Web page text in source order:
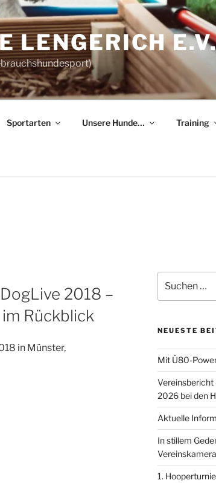
LENGERICH
Sportarten Unsere Hunde… Training
2018 –
Rückblick
in Münster,
nach:
NEUESTE
Mit Ü80-
Vereinsbericht
2026 bei den
Aktuelle
In stillem
1.